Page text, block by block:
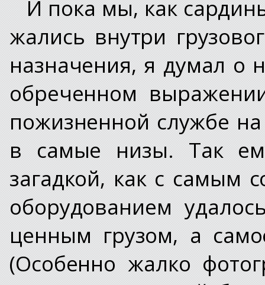
И пока мы, как
жались внутри
назначения, я думал о
обреченном
пожизненной службе
в самые низы. Так
загадкой, как с самым
оборудованием
ценным грузом, а
(Особенно жалко